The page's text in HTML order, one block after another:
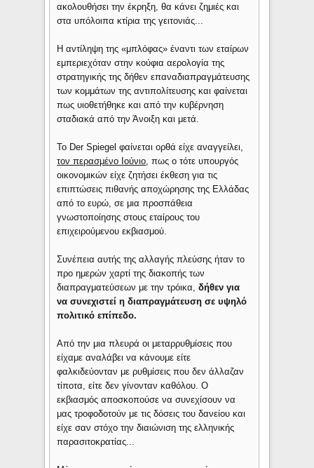
ακολουθήσει την έκρηξη, θα κάνει ζημιές και
στα υπόλοιπα κτίρια της γειτονιάς...
Η αντίληψη της «μπλόφας» έναντι των εταίρων
εμπεριεχόταν στην κούφια αερολογία της
στρατηγικής της δήθεν επαναδιαπραγμάτευσης
των κομμάτων της αντιπολίτευσης και φαίνεται
πως υιοθετήθηκε και από την κυβέρνηση
σταδιακά από την Άνοιξη και μετά.
Το Der Spiegel φαίνεται ορθά είχε αναγγείλει,
τον περασμένο Ιούνιο, πως ο τότε υπουργός
οικονομικών είχε ζητήσει έκθεση για τις
επιπτώσεις πιθανής αποχώρησης της Ελλάδας
από το ευρώ, σε μια προσπάθεια
γνωστοποίησης στους εταίρους του
επιχειρούμενου εκβιασμού.
Συνέπεια αυτής της αλλαγής πλεύσης ήταν το
προ ημερών χαρτί της διακοπής των
διαπραγματεύσεων με την τρόικα,δήθεν για
να συνεχιστεί η διαπραγμάτευση σε υψηλό
πολιτικό επίπεδο.
Από την μια πλευρά οι μεταρρυθμίσεις που
είχαμε αναλάβει να κάνουμε είτε
φαλκιδεύονταν με ρυθμίσεις που δεν άλλαζαν
τίποτα, είτε δεν γίνονταν καθόλου. Ο
εκβιασμός αποσκοπούσε να συνεχίσουν να
μας τροφοδοτούν με τις δόσεις του δανείου και
είχε σαν στόχο την διαιώνιση της ελληνικής
παρασιτοκρατίας...